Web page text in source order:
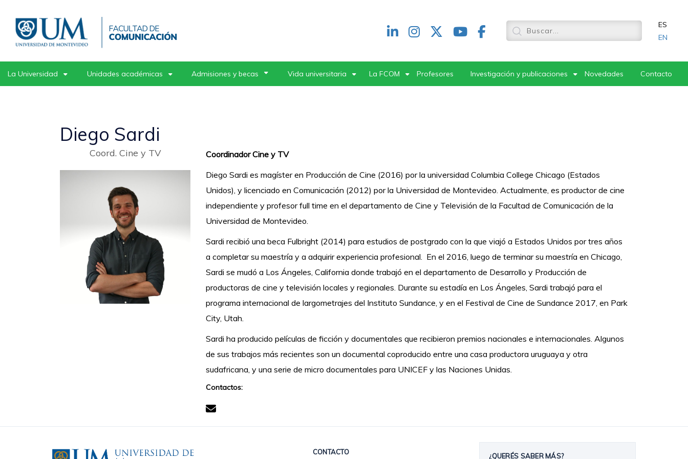
contenido
principal
Redes
header
ES
EN
La Universidad Unidades académicas Admisiones y becas Vida universitaria La FCOM Profesores Investigación y publicaciones Novedades Contacto
Diego Sardi
Coord. Cine y TV
Coordinador Cine y TV
Diego Sardi es magíster en Producción de Cine (2016) por la universidad Columbia College Chicago (Estados
Unidos), y licenciado en Comunicación (2012) por la Universidad de Montevideo. Actualmente, es productor de cine
independiente y profesor full time en el departamento de Cine y Televisión de la Facultad de Comunicación de la
Universidad de Montevideo.
Sardi recibió una beca Fulbright (2014) para estudios de postgrado con la que viajó a Estados Unidos por tres años
a completar su maestría y a adquirir experiencia profesional. En el 2016, luego de terminar su maestría en Chicago,
Sardi se mudó a Los Ángeles, California donde trabajó en el departamento de Desarrollo y Producción de
productoras de cine y televisión locales y regionales. Durante su estadía en Los Ángeles, Sardi trabajó para el
programa internacional de largometrajes del Instituto Sundance, y en el Festival de Cine de Sundance 2017, en Park
City, Utah.
Sardi ha producido películas de ficción y documentales que recibieron premios nacionales e internacionales. Algunos
de sus trabajos más recientes son un documental coproducido entre una casa productora uruguaya y otra
sudafricana, y una serie de micro documentales para UNICEF y las Naciones Unidas.
Contactos:
CONTACTO ¿QUERÉS SABER MÁS?